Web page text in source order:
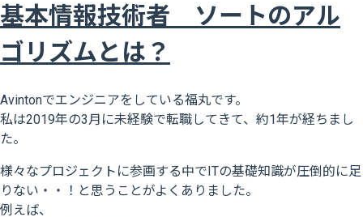
基本情報技術者 ソートのアル
ゴリズムとは？
Avintonでエンジニアをしている福丸です。
私は2019年の3月に未経験で転職してきて、約1年が経ちまし
た。
様々なプロジェクトに参画する中でITの基礎知識が圧倒的に足
りない・・！と思うことがよくありました。
例えば、